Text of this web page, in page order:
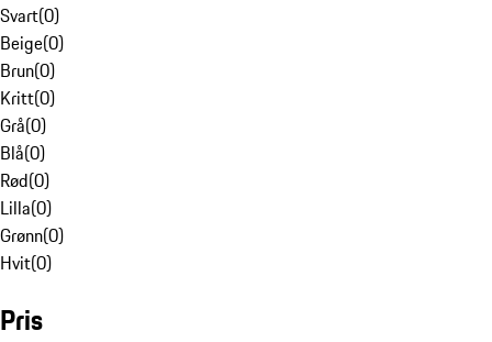
Svart(0)
Beige(0)
Brun(0)
Kritt(0)
Grå(0)
Blå(0)
Rød(0)
Lilla(0)
Grønn(0)
Hvit(0)
Pris